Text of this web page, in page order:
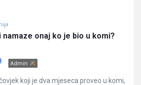
onaj ko je bio u komi?
Admin
koji je dva mjeseca proveo u komi,